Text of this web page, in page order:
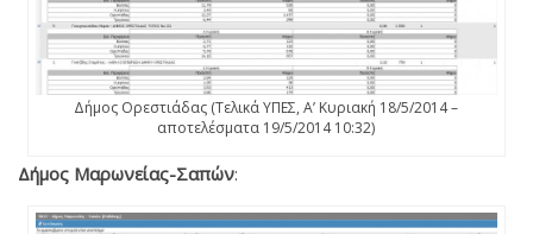
Δήμος Ορεστιάδας (Τελικά ΥΠΕΣ, Α’ Κυριακή 18/5/2014 –
αποτελέσματα 19/5/2014 10:32)
Δήμος Μαρωνείας-Σαπών: